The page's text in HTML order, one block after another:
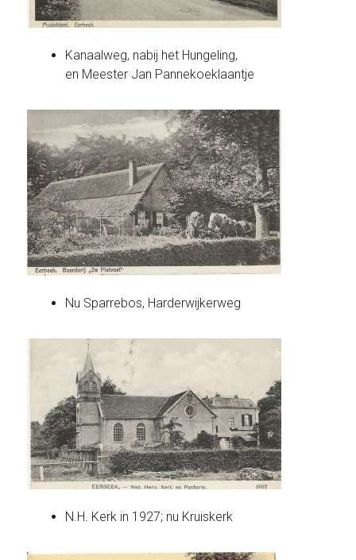
Kanaalweg, nabij het Hungeling,
en Meester Jan Pannekoeklaantje
Nu Sparrebos, Harderwijkerweg
N.H. Kerk in 1927; nu Kruiskerk